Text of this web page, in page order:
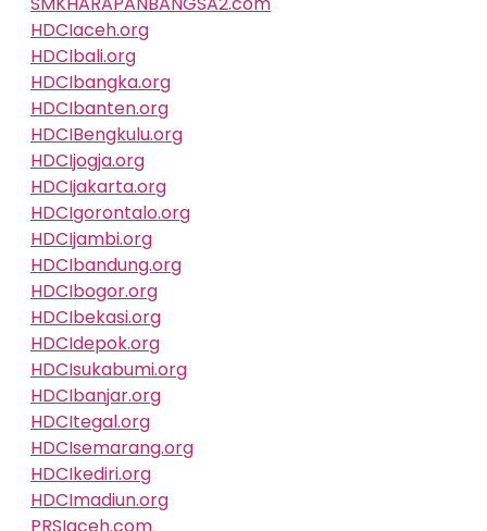
HDCIaceh.org
HDCIbali.org
HDCIbangka.org
HDCIbanten.org
HDCIBengkulu.org
HDCIjogja.org
HDCIjakarta.org
HDCIgorontalo.org
HDCIjambi.org
HDCIbandung.org
HDCIbogor.org
HDCIbekasi.org
HDCIdepok.org
HDCIsukabumi.org
HDCIbanjar.org
HDCItegal.org
HDCIsemarang.org
HDCIkediri.org
HDCImadiun.org